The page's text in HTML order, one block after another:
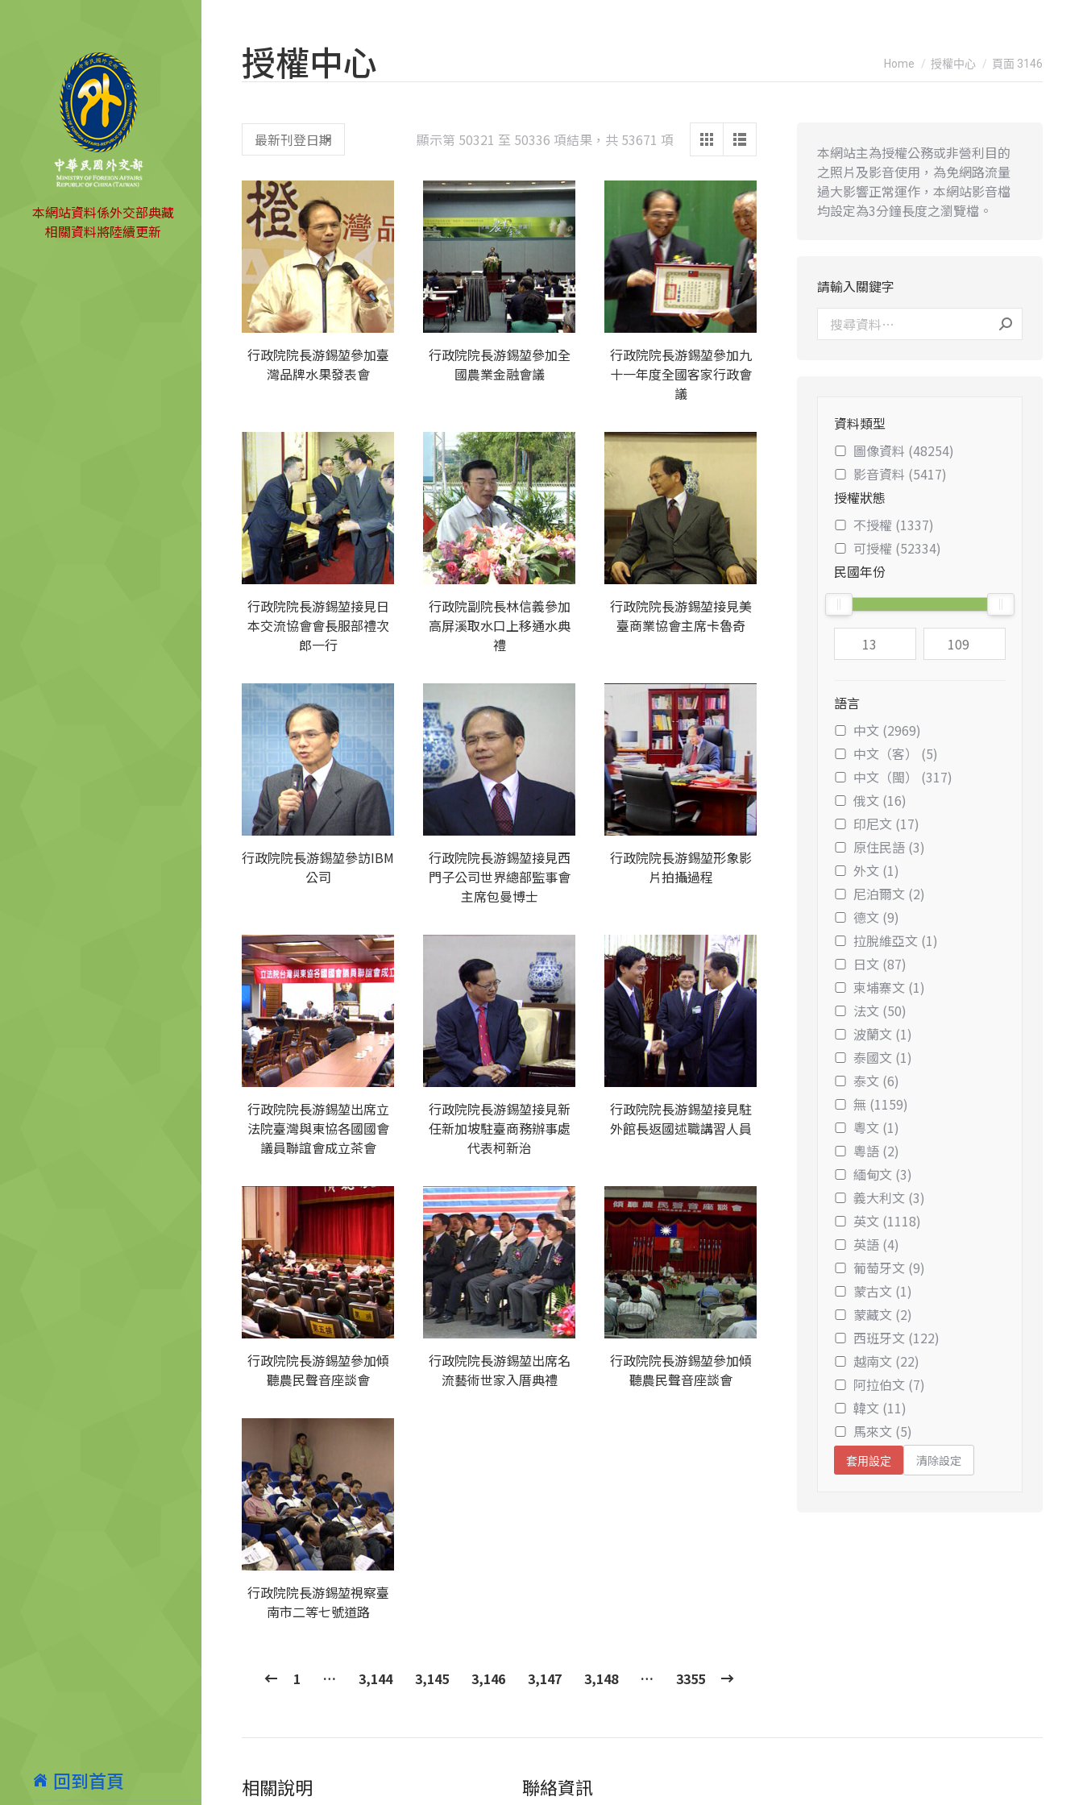
本網站資料係外交部典藏
相關資料將陸續更新
回到首頁
授權中心 You are here:
Home 授權中心 頁面 3146
顯示第 50321 至 50336 項結果，共 53671 項 Sorted
latest
行政院院長游錫堃參加臺
灣品牌水果發表會
行政院院長游錫堃參加全
國農業金融會議
行政院院長游錫堃參加九
十一年度全國客家行政會
議
行政院院長游錫堃接見日
本交流協會會長服部禮次
郎一行
行政院副院長林信義參加
高屏溪取水口上移通水典
禮
行政院院長游錫堃接見美
臺商業協會主席卡魯奇
行政院院長游錫堃參訪IBM
公司
行政院院長游錫堃接見西
門子公司世界總部監事會
主席包曼博士
行政院院長游錫堃形象影
片拍攝過程
行政院院長游錫堃出席立
法院臺灣與東協各國國會
議員聯誼會成立茶會
行政院院長游錫堃接見新
任新加坡駐臺商務辦事處
代表柯新治
行政院院長游錫堃接見駐
外館長返國述職講習人員
行政院院長游錫堃參加傾
聽農民聲音座談會
行政院院長游錫堃出席名
流藝術世家入厝典禮
行政院院長游錫堃參加傾
聽農民聲音座談會
行政院院長游錫堃視察臺
南市二等七號道路
1 … 3,144 3,145 3,146 3,147 3,148 … 3355
本網站主為授權公務或非營利目的
之照片及影音使用，為免網路流量
過大影響正常運作，本網站影音檔
均設定為3分鐘長度之瀏覽檔。
請輸入關鍵字
資料類型
圖像資料 (48254)
影音資料 (5417)
授權狀態
不授權 (1337)
可授權 (52334)
民國年份
語言
中文 (2969)
中文（客） (5)
中文（閩） (317)
俄文 (16)
印尼文 (17)
原住民語 (3)
外文 (1)
尼泊爾文 (2)
德文 (9)
拉脫維亞文 (1)
日文 (87)
柬埔寨文 (1)
法文 (50)
波蘭文 (1)
泰國文 (1)
泰文 (6)
無 (1159)
粵文 (1)
粵語 (2)
緬甸文 (3)
義大利文 (3)
英文 (1118)
英語 (4)
葡萄牙文 (9)
蒙古文 (1)
蒙藏文 (2)
西班牙文 (122)
越南文 (22)
阿拉伯文 (7)
韓文 (11)
馬來文 (5)
套用設定 清除設定
相關說明 聯絡資訊